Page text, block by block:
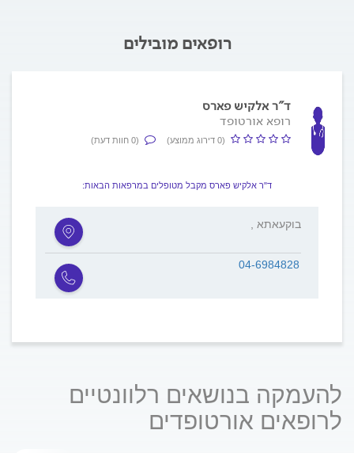
רופאים מובילים
ד"ר אלקיש פארס
רופא אורטופד
(0 דירוג ממוצע) (0 חוות דעת)
ד"ר אלקיש פארס מקבל מטופלים במרפאות הבאות:
, בוקעאתא
04-6984828
להעמקה בנושאים רלוונטיים
לרופאים אורטופדים